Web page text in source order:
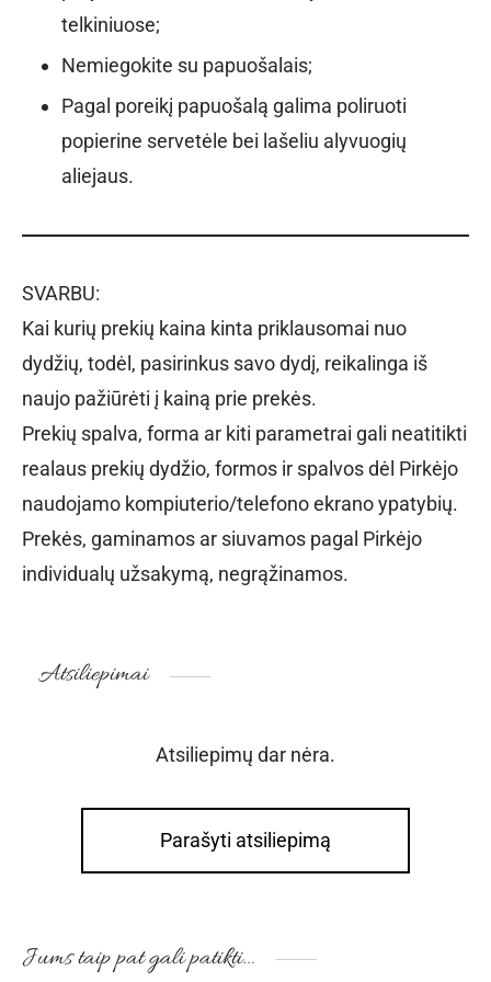
telkiniuose;
Nemiegokite su papuošalais;
Pagal poreikį papuošalą galima poliruoti
popierine servetėle bei lašeliu alyvuogių
aliejaus.
SVARBU:
Kai kurių prekių kaina kinta priklausomai nuo
dydžių, todėl, pasirinkus savo dydį, reikalinga iš
naujo pažiūrėti į kainą prie prekės.
Prekių spalva, forma ar kiti parametrai gali neatitikti
realaus prekių dydžio, formos ir spalvos dėl Pirkėjo
naudojamo kompiuterio/telefono ekrano ypatybių.
Prekės, gaminamos ar siuvamos pagal Pirkėjo
individualų užsakymą, negrąžinamos.
Atsiliepimai
Atsiliepimų dar nėra.
Parašyti atsiliepimą
Jums taip pat gali patikti…